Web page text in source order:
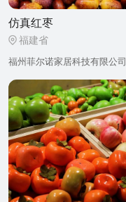
仿真红枣
福建省
福州菲尔诺家居科技有限公司